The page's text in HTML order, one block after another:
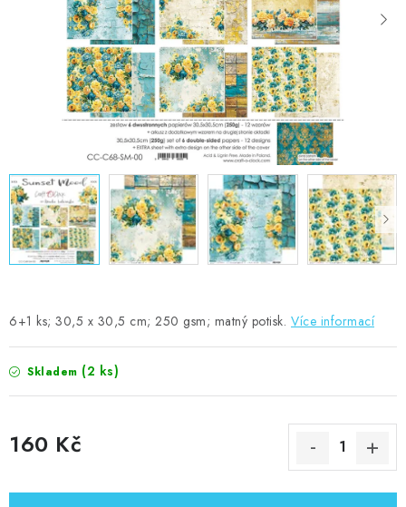
ZNAČKY
Kontakty Moje objednávka
Oblíbené ♥️
Hodnocení obchodu
Obchodní podmínky
Podmínky ochrany osobních údajů
Ověřování recenzí
Jak nakupovat
6+1 ks; 30,5 x 30,5 cm; 250 gsm; matný potisk. Více informací
Skladem (2 ks)
160 Kč